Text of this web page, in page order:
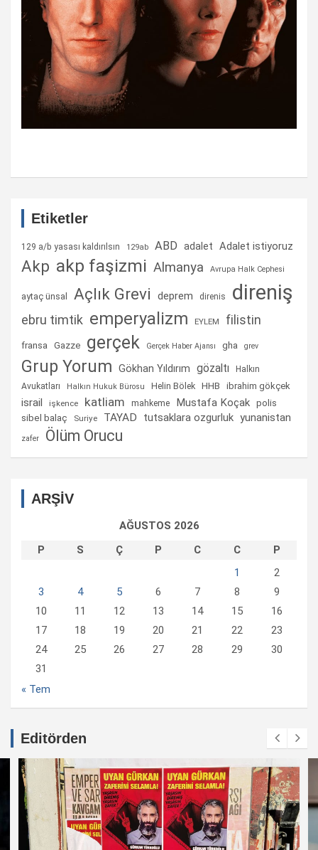
Etiketler
129 a/b yasası kaldırılsın 129ab ABD adalet Adalet istiyoruz
Akp akp faşizmi Almanya Avrupa Halk Cephesi
aytaç ünsal Açlık Grevi deprem direnis direniş
ebru timtik emperyalizm EYLEM filistin
fransa Gazze gerçek Gerçek Haber Ajansı gha grev
Grup Yorum Gökhan Yıldırım gözaltı
Halkın
Avukatları
Halkın Hukuk Bürosu Helin Bölek HHB ibrahim gökçek
israil işkence katliam mahkeme Mustafa Koçak polis
sibel balaç Suriye TAYAD tutsaklara ozgurluk yunanistan
zafer Ölüm Orucu
ARŞİV
AĞUSTOS 2026
P
S Ç P C C
P
1
2
3
4 5 6 7 8
9
10
11 12 13 14 15
16
17
18 19 20 21 22
23
24
25 26 27 28 29
30
31
« Tem
Editörden